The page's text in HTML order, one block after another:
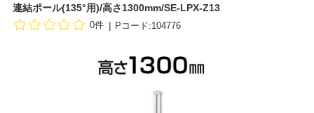
連結ポール(135°用)/高さ1300mm/SE-LPX-Z13
0件 Pコード:104776